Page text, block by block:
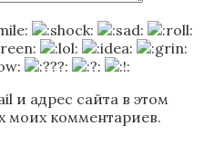
и адрес сайта в этом
моих комментариев.